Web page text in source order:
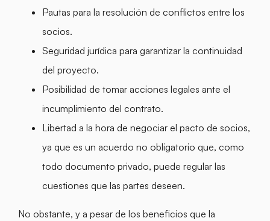
Pautas para la resolución de conflictos entre los
socios.
Seguridad jurídica para garantizar la continuidad
del proyecto.
Posibilidad de tomar acciones legales ante el
incumplimiento del contrato.
Libertad a la hora de negociar el pacto de socios,
ya que es un acuerdo no obligatorio que, como
todo documento privado, puede regular las
cuestiones que las partes deseen.
No obstante, y a pesar de los beneficios que la